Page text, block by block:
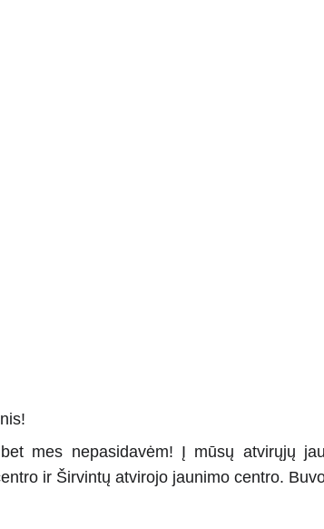
mes nepasidavėm! Į mūsų atvirųjų
ir Širvintų atvirojo jaunimo centro.